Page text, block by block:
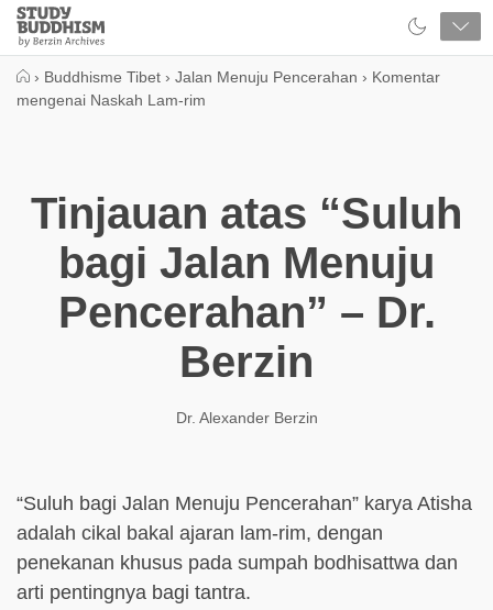
Close
Study
Buddhism
› Buddhisme Tibet › Jalan Menuju Pencerahan › Komentar
mengenai Naskah Lam-rim
Tinjauan atas “Suluh
bagi Jalan Menuju
Pencerahan” – Dr.
Berzin
Dr. Alexander Berzin
“Suluh bagi Jalan Menuju Pencerahan” karya Atisha
adalah cikal bakal ajaran lam-rim, dengan
penekanan khusus pada sumpah bodhisattwa dan
arti pentingnya bagi tantra.